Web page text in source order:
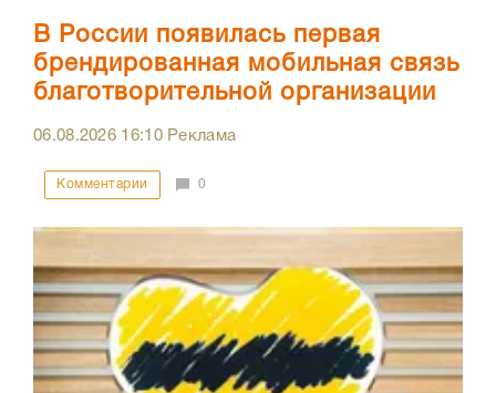
В России появилась первая
брендированная мобильная связь
благотворительной организации
06.08.2026 16:10Реклама
Комментарии 0